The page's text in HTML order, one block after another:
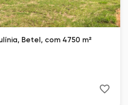
Betel, com 4750 m²